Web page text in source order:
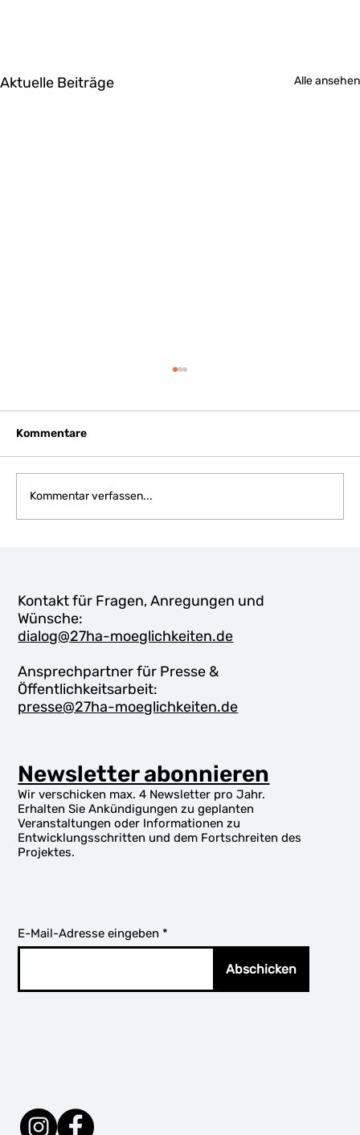
Aktuelle Beiträge Alle ansehen
Kommentare
Kommentar verfassen...
Kontakt für Fragen, Anregungen und
Wünsche:
dialog@27ha-moeglichkeiten.de
Ansprechpartner für Presse &
Öffentlichkeitsarbeit:
presse@27ha-moeglichkeiten.de
Newsletter abonnieren
Wir verschicken max. 4 Newsletter pro Jahr.
Erhalten Sie Ankündigungen zu geplanten
Veranstaltungen oder Informationen zu
Entwicklungsschritten und dem Fortschreiten des
Projektes.
E-Mail-Adresse eingeben
Abschicken